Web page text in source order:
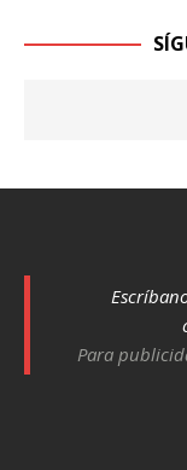
Para